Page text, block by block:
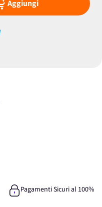
Aggiungi
Pagamenti Sicuri al 100%